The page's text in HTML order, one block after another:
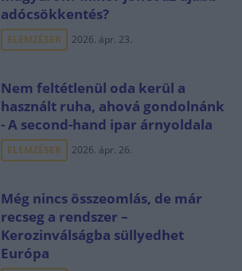
adócsökkentés?
ELEMZÉSEK 2026. ápr. 23.
Nem feltétlenül oda kerül a
használt ruha, ahová gondolnánk
- A second-hand ipar árnyoldala
ELEMZÉSEK 2026. ápr. 26.
Még nincs összeomlás, de már
recseg a rendszer –
Kerozinválságba süllyedhet
Európa